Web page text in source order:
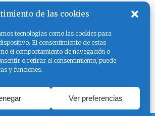
de las cookies
tecnologías como las cookies para
El consentimiento de estas
el comportamiento de navegación o
o retirar el consentimiento, puede
y funciones.
Ver preferencias